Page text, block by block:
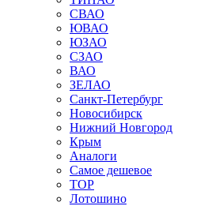
СВАО
ЮВАО
ЮЗАО
СЗАО
ВАО
ЗЕЛАО
Санкт-Петербург
Новосибирск
Нижний Новгород
Крым
Аналоги
Самое дешевое
TOP
Лотошино